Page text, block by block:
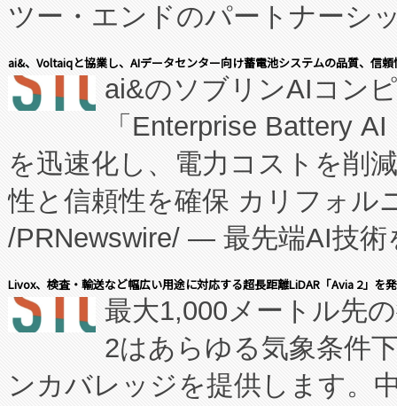
ツー・エンドのパートナーシ
表しました。 同社の実績ある
manufacturing™ (FCCM™) プ
たNeXは、バイオ医薬品製造
従来のフェッドバッチ施設の
に、患者やサプライチェーン
キー方式で拡張性が高く、持
す。FCCM‑を活用した現地生
患者にとっての費用負担を大
のアクセスを大幅に拡大する
Fully-Connected Continuous
ai&、Voltaiqと協業し、AIデータセンター向け蓄電池システムの品質、信
ai&のソブリンAIコン
「Enterprise Battery
を迅速化し、電力コストを削
性と信頼性を確保 カリフォル
/PRNewswire/ — 最先端AI技術
会社エーアイ・アンド：本社
President原信平）と、エンタ
ードするVoltaiqは、日本にあ
ーエネルギー貯蔵システム（
Livox、検査・輸送など幅広い用途に対応する超長距離LiDAR「Avia 2」を
最大1,000メートル先
2はあらゆる気象条件
ンカバレッジを提供します。